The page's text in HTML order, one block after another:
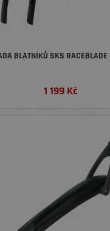
BLATNÍKŮ SKS RACEBLADE
1 199Kč